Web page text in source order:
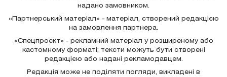
надано замовником.
«Партнерський матеріал» - матеріал, створений редакцією
на замовлення партнера.
«Спецпроєкт» - рекламний матеріал у розширеному або
кастомному форматі; тексти можуть бути створені
редакцією або надані рекламодавцем.
Редакція може не поділяти погляди, викладені в